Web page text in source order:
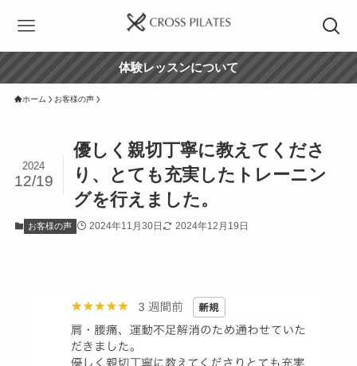
体験レッスンについて
ホーム お客様の声
優しく親切丁寧に教えてくださ
り、とても充実したトレーニン
グを行えました。
2024
12/19
お客様の声 2024年11月30日 2024年12月19日